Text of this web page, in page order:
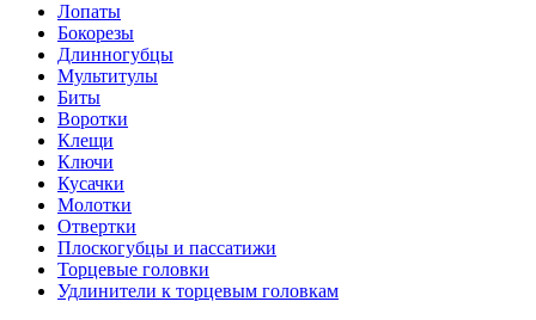
Лопаты
Бокорезы
Длинногубцы
Мультитулы
Биты
Воротки
Клещи
Ключи
Кусачки
Молотки
Отвертки
Плоскогубцы и пассатижи
Торцевые головки
Удлинители к торцевым головкам